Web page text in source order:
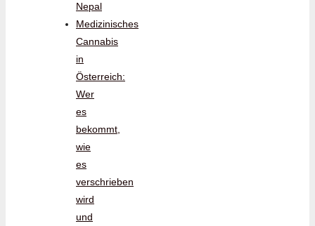
Nepal
Medizinisches
Cannabis
in
Österreich:
Wer
es
bekommt,
wie
es
verschrieben
wird
und